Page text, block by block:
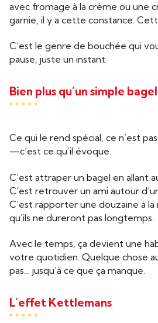
avec fromage à la crème ou une
garnie, il y a cette constance.
C’est le genre de bouchée qui
pause, juste un instant.
Bien plus qu’un simple bagel
Ce qui le rend spécial, ce n’est
—c’est ce qu’il évoque.
C’est attraper un bagel en allant
C’est retrouver un ami autour
C’est rapporter une douzaine à la
qu’ils ne dureront pas longtemps.
Avec le temps, ça devient une
votre quotidien. Quelque chose
pas… jusqu’à ce que ça manque.
L’effet Kettlemans